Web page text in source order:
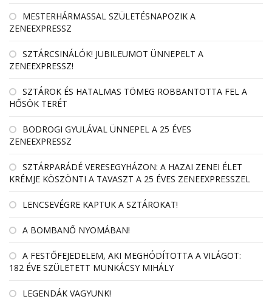
MESTERHÁRMASSAL SZÜLETÉSNAPOZIK A
ZENEEXPRESSZ
SZTÁRCSINÁLÓK! JUBILEUMOT ÜNNEPELT A
ZENEEXPRESSZ!
SZTÁROK ÉS HATALMAS TÖMEG ROBBANTOTTA FEL A
HŐSÖK TERÉT
BODROGI GYULÁVAL ÜNNEPEL A 25 ÉVES
ZENEEXPRESSZ
SZTÁRPARÁDÉ VERESEGYHÁZON: A HAZAI ZENEI ÉLET
KRÉMJE KÖSZÖNTI A TAVASZT A 25 ÉVES ZENEEXPRESSZEL
LENCSEVÉGRE KAPTUK A SZTÁROKAT!
A BOMBANŐ NYOMÁBAN!
A FESTŐFEJEDELEM, AKI MEGHÓDÍTOTTA A VILÁGOT:
182 ÉVE SZÜLETETT MUNKÁCSY MIHÁLY
LEGENDÁK VAGYUNK!